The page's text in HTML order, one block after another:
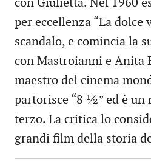
con Giulietta. Nel 1960
per eccellenza “La dolce
scandalo, e comincia la
con Mastroianni e Anita
maestro del cinema
partorisce “8 ½” ed è un
terzo. La critica lo
grandi film della storia